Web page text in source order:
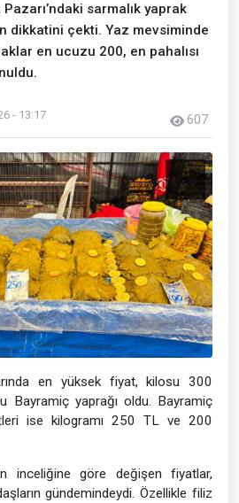
sarmalık yaprak
dikkatini çekti. Yaz mevsiminde
en ucuzu 200, en pahalısı
- 13:17 607
en yüksek fiyat, kilosu 300
Bayramiç yaprağı oldu. Bayramiç
ise kilogramı 250 TL ve 200
inceliğine göre değişen fiyatlar,
gündemindeydi. Özellikle filiz